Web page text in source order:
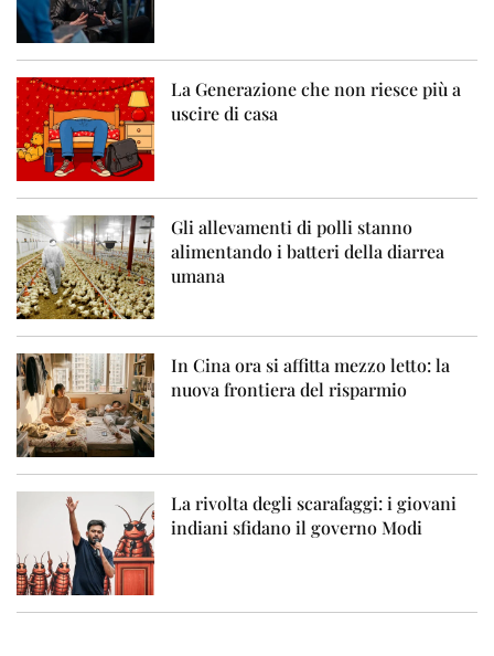
La Generazione che non riesce più a
uscire di casa
Gli allevamenti di polli stanno
alimentando i batteri della diarrea
umana
In Cina ora si affitta mezzo letto: la
nuova frontiera del risparmio
La rivolta degli scarafaggi: i giovani
indiani sfidano il governo Modi